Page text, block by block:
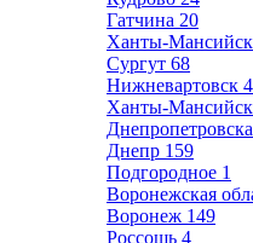
Гатчина 20
Ханты-
Сургут 68
Нижневартовск
Ханты-Мансийск
Днепр 159
Подгородное 1
Воронежская
Воронеж 149
Россошь 4